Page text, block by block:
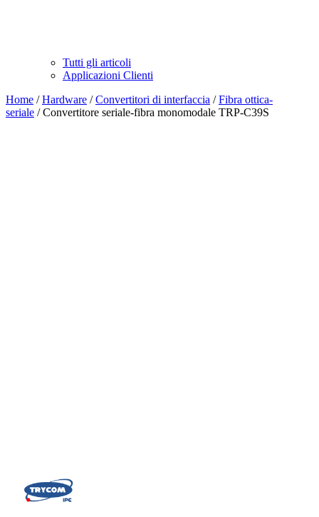
Tutti gli articoli
Applicazioni Clienti
Home /Hardware /Convertitori di interfaccia /Fibra ottica-
seriale / Convertitore seriale-fibra monomodale TRP-C39S